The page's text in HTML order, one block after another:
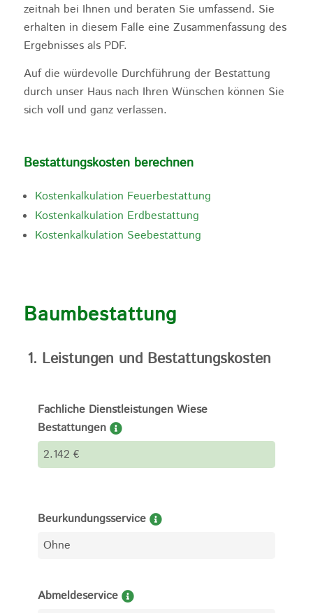
zeitnah bei Ihnen und beraten Sie umfassend. Sie
erhalten in diesem Falle eine Zusammenfassung des
Ergebnisses als PDF.
Auf die würdevolle Durchführung der Bestattung
durch unser Haus nach Ihren Wünschen können Sie
sich voll und ganz verlassen.
Bestattungskosten berechnen
Kostenkalkulation Feuerbestattung
Kostenkalkulation Erdbestattung
Kostenkalkulation Seebestattung
Baumbestattung
1. Leistungen und Bestattungskosten
Fachliche Dienstleistungen Wiese
Bestattungen
Beurkundungsservice
Abmeldeservice